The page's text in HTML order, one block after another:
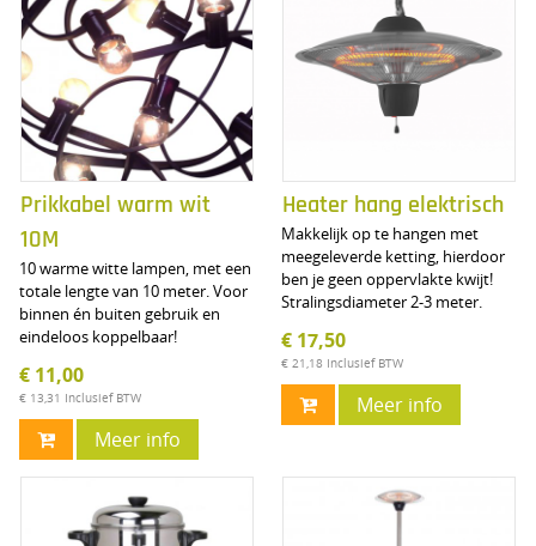
Prikkabel warm wit
10M
10 warme witte lampen, met een
totale lengte van 10 meter. Voor
binnen én buiten gebruik en
eindeloos koppelbaar!
€ 11,00
€ 13,31 Inclusief BTW
Meer info
Heater hang elektrisch
Makkelijk op te hangen met
meegeleverde ketting, hierdoor
ben je geen oppervlakte kwijt!
Stralingsdiameter 2-3 meter.
€ 17,50
€ 21,18 Inclusief BTW
Meer info